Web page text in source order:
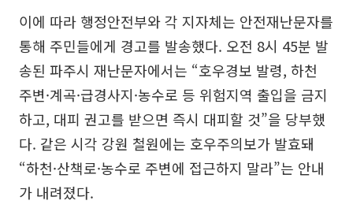
이에 따라 행정안전부와 각 지자체는 안전재난문자를
통해 주민들에게 경고를 발송했다. 오전 8시 45분 발
송된 파주시 재난문자에서는 “호우경보 발령, 하천
주변·계곡·급경사지·농수로 등 위험지역 출입을 금지
하고, 대피 권고를 받으면 즉시 대피할 것”을 당부했
다. 같은 시각 강원 철원에는 호우주의보가 발효돼
“하천·산책로·농수로 주변에 접근하지 말라”는 안내
가 내려졌다.